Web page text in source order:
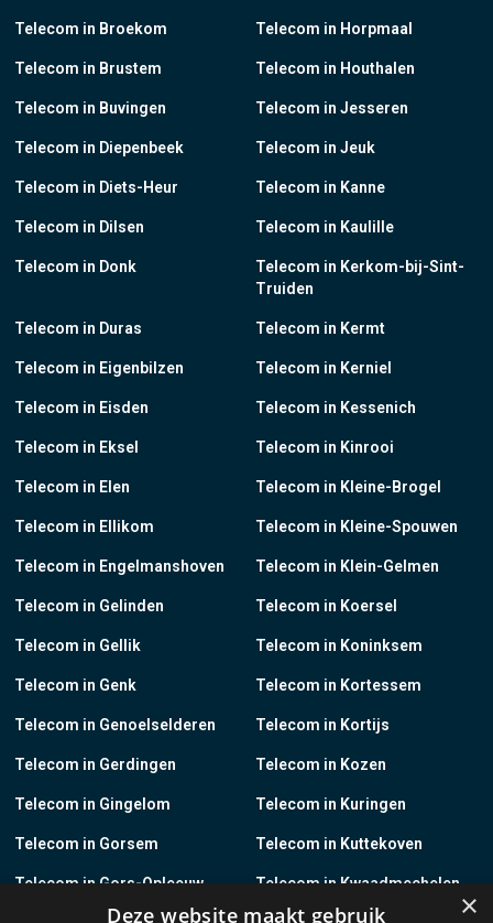
Telecom in Broekom
Telecom in Brustem
Telecom in Buvingen
Telecom in Diepenbeek
Telecom in Diets-Heur
Telecom in Dilsen
Telecom in Donk
Telecom in Duras
Telecom in Eigenbilzen
Telecom in Eisden
Telecom in Eksel
Telecom in Elen
Telecom in Ellikom
Telecom in Engelmanshoven
Telecom in Gelinden
Telecom in Gellik
Telecom in Genk
Telecom in Genoelselderen
Telecom in Gerdingen
Telecom in Gingelom
Telecom in Gorsem
Telecom in Gors-Opleeuw
Telecom in Horpmaal
Telecom in Houthalen
Telecom in Jesseren
Telecom in Jeuk
Telecom in Kanne
Telecom in Kaulille
Telecom in Kerkom-bij-Sint-
Truiden
Telecom in Kermt
Telecom in Kerniel
Telecom in Kessenich
Telecom in Kinrooi
Telecom in Kleine-Brogel
Telecom in Kleine-Spouwen
Telecom in Klein-Gelmen
Telecom in Koersel
Telecom in Koninksem
Telecom in Kortessem
Telecom in Kortijs
Telecom in Kozen
Telecom in Kuringen
Telecom in Kuttekoven
Telecom in Kwaadmechelen
×
Deze website maakt gebruik